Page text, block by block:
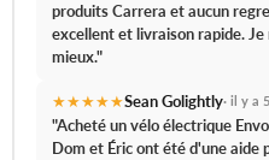
produits Carrera et aucun
excellent et livraison rapide.Je
mieux."
★★★★★Sean Golightly· il y a
"Acheté un vélo électrique
Dom et Éric ont été d'une aide